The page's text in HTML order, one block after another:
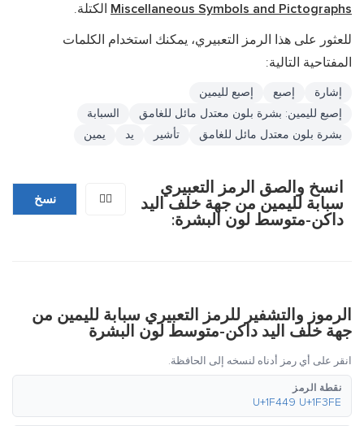
Miscellaneous Symbols and Pictographs الكتلة.
للعثور على هذا الرمز التعبيري، يمكنك استخدام الكلمات
المفتاحية التالية:
إشارة إصبع
إصبع لليمين
إصبع لليمين: بشرة بلون معتدل مائل للغامق
السبابة
بشرة بلون معتدل مائل للغامق
تأشير يد يمين
انسخ والصق الرمز التعبيري
سبابة لليمين من جهة خلف اليد
داكن-متوسط لون البشرة:
👉🏾 نسخ
الرموز والتشفير للرمز التعبيري سبابة لليمين من
جهة خلف اليد داكن-متوسط لون البشرة
انقر على أي رمز أدناه لنسخه إلى الحافظة.
نقطة الرمز
U+1F449 U+1F3FE